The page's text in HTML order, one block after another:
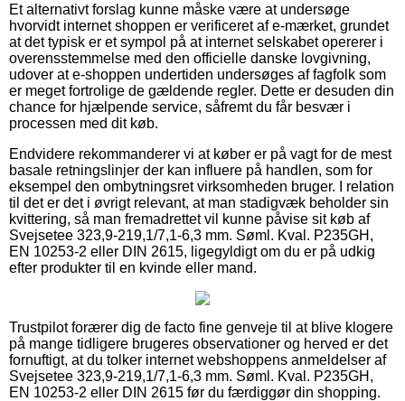
Et alternativt forslag kunne måske være at undersøge
hvorvidt internet shoppen er verificeret af e-mærket, grundet
at det typisk er et sympol på at internet selskabet opererer i
overensstemmelse med den officielle danske lovgivning,
udover at e-shoppen undertiden undersøges af fagfolk som
er meget fortrolige de gældende regler. Dette er desuden din
chance for hjælpende service, såfremt du får besvær i
processen med dit køb.
Endvidere rekommanderer vi at køber er på vagt for de mest
basale retningslinjer der kan influere på handlen, som for
eksempel den ombytningsret virksomheden bruger. I relation
til det er det i øvrigt relevant, at man stadigvæk beholder sin
kvittering, så man fremadrettet vil kunne påvise sit køb af
Svejsetee 323,9-219,1/7,1-6,3 mm. Søml. Kval. P235GH,
EN 10253-2 eller DIN 2615, ligegyldigt om du er på udkig
efter produkter til en kvinde eller mand.
Trustpilot forærer dig de facto fine genveje til at blive klogere
på mange tidligere brugeres observationer og herved er det
fornuftigt, at du tolker internet webshoppens anmeldelser af
Svejsetee 323,9-219,1/7,1-6,3 mm. Søml. Kval. P235GH,
EN 10253-2 eller DIN 2615 før du færdiggør din shopping.